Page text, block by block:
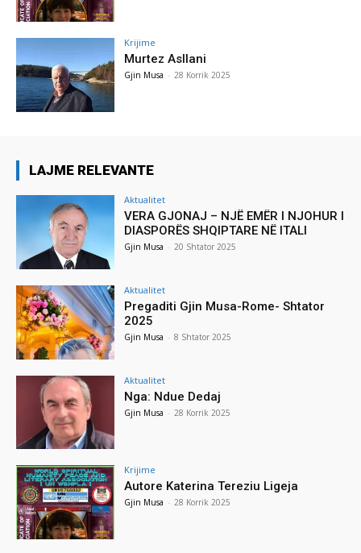
Krijime
Murtez Asllani
Gjin Musa - 28 Korrik 2025
LAJME RELEVANTE
Aktualitet
VERA GJONAJ – NJË EMËR I NJOHUR I
DIASPORËS SHQIPTARE NË ITALI
Gjin Musa - 20 Shtator 2025
Aktualitet
Pregaditi Gjin Musa-Rome- Shtator
2025
Gjin Musa - 8 Shtator 2025
Aktualitet
Nga: Ndue Dedaj
Gjin Musa - 28 Korrik 2025
Krijime
Autore Katerina Tereziu Ligeja
Gjin Musa - 28 Korrik 2025